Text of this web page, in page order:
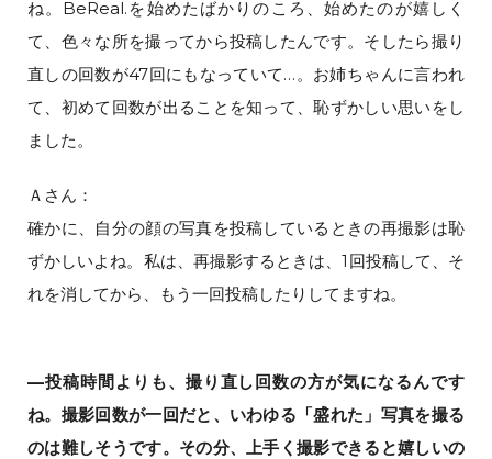
ね。BeReal.を始めたばかりのころ、始めたのが嬉しく
て、色々な所を撮ってから投稿したんです。そしたら撮り
直しの回数が47回にもなっていて…。お姉ちゃんに言われ
て、初めて回数が出ることを知って、恥ずかしい思いをし
ました。
Ａさん：
確かに、自分の顔の写真を投稿しているときの再撮影は恥
ずかしいよね。私は、再撮影するときは、1回投稿して、そ
れを消してから、もう一回投稿したりしてますね。
—投稿時間よりも、撮り直し回数の方が気になるんです
ね。撮影回数が一回だと、いわゆる「盛れた」写真を撮る
のは難しそうです。その分、上手く撮影できると嬉しいの